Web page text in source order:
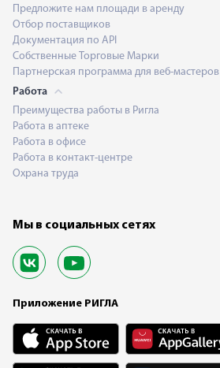
Предложите нам площади в аренду
Отбор поставщиков
Документация по API
Собственные Торговые Марки
Партнерская программа для веб-мастеров
Работа
Преимущества работы в Ригла
Работа в аптеке
Работа в офисе
Работа в контакт-центре
Охрана труда
Мы в социальных сетях
Приложение РИГЛА